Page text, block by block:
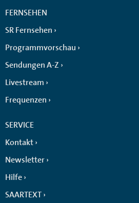
FERNSEHEN
SR Fernsehen
Programmvorschau
Sendungen A-Z
Livestream
Frequenzen
SERVICE
Kontakt
Newsletter
Hilfe
SAARTEXT